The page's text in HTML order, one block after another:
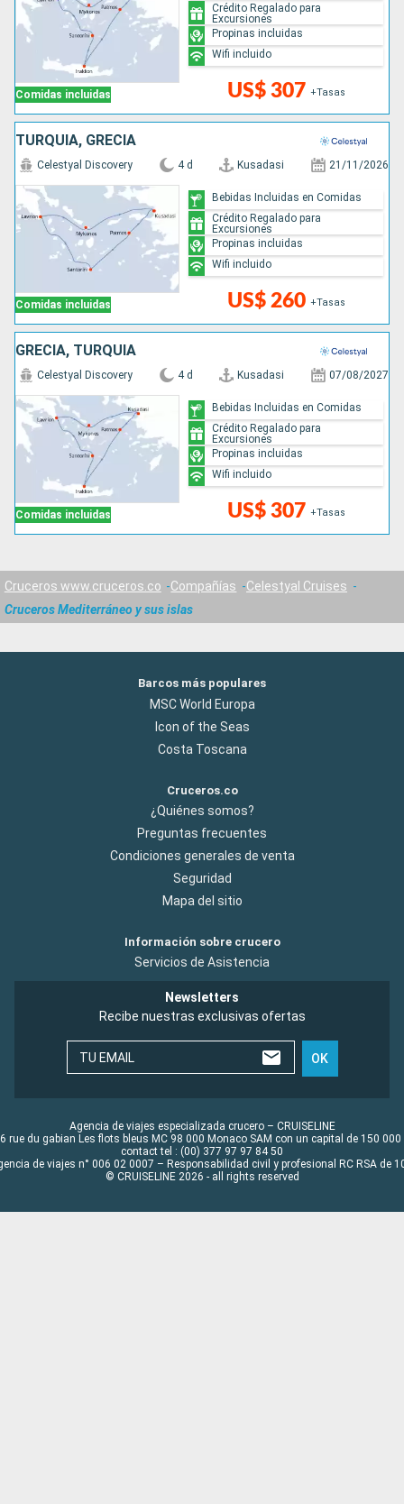
Comidas incluidas US$ 307 +Tasas
Crédito Regalado para
Excursiones
Propinas incluidas
Wifi incluido
TURQUÍA, GRECIA
Comidas incluidas
Celestyal Discovery 4 d Kusadasi 21/11/2026
US$ 260 +Tasas
Bebidas Incluidas en Comidas
Crédito Regalado para
Excursiones
Propinas incluidas
Wifi incluido
GRECIA, TURQUÍA
Comidas incluidas
Celestyal Discovery 4 d Kusadasi 07/08/2027
US$ 307 +Tasas
Bebidas Incluidas en Comidas
Crédito Regalado para
Excursiones
Propinas incluidas
Wifi incluido
Cruceros www.cruceros.co Compañías
Celestyal Cruises
Cruceros Mediterráneo y sus islas
Barcos más populares
MSC World Europa
Icon of the Seas
Costa Toscana
Cruceros.co
¿Quiénes somos?
Preguntas frecuentes
Condiciones generales de venta
Seguridad
Mapa del sitio
Información sobre crucero
Servicios de Asistencia
Newsletters
Recibe nuestras exclusivas ofertas
TU EMAIL OK
Agencia de viajes especializada crucero – CRUISELINE
rue du gabian Les flots bleus MC 98 000 Monaco SAM con un capital de 150 000
contact tel : (00) 377 97 97 84 50
de viajes n° 006 02 0007 – Responsabilidad civil y profesional RC RSA de
© CRUISELINE 2026 - all rights reserved